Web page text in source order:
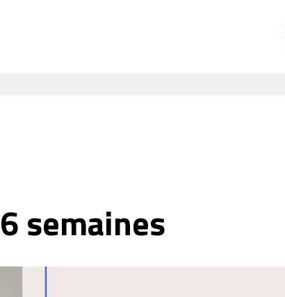
semaines